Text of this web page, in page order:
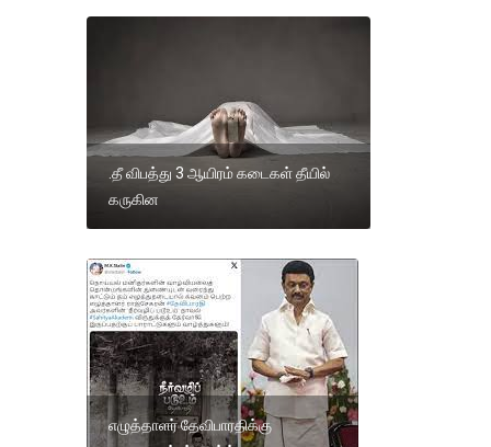
.தீ விபத்து 3 ஆயிரம் கடைகள் தீயில்
கருகின
எழுத்தாளர் தேவிபாரதிக்கு